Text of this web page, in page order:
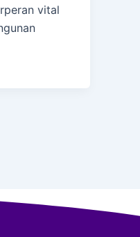
vital